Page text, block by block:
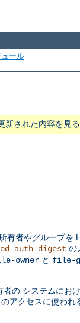
ール
された内容を見
有者やグループ
の
owner と file-
の システムに
アクセスに使われ